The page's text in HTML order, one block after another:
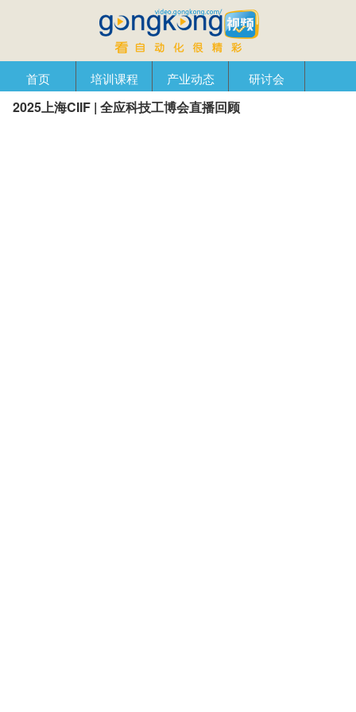
首页 培训课程 产业动态
研讨会
产品在线
自动化播客 创新管理
2025上海CIIF | 全应科技工博会直播回顾